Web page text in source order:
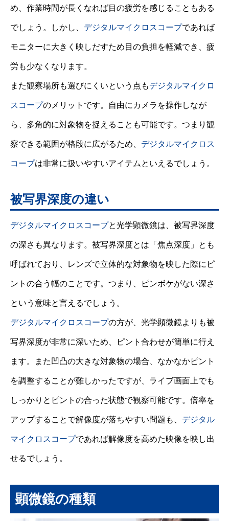
め、作業時間が長くなれば目の疲労を感じることもある
でしょう。しかし、 デジタルマイクロスコープであれば
モニターに大きく映しだすため目の負担を軽減でき、疲
労も少なくなります。
また観察場所も選びにくいという点もデジタルマイクロ
スコープのメリットです。自由にカメラを操作しなが
ら、多角的に対象物を捉えることも可能です。つまり観
察できる範囲が格段に広がるため、 デジタルマイクロス
コープは非常に扱いやすいアイテムといえるでしょう。
被写界深度の違い
デジタルマイクロスコープと光学顕微鏡は、被写界深度
の深さも異なります。被写界深度とは「焦点深度」とも
呼ばれており、レンズで立体的な対象物を映した際にピ
ントの合う幅のことです。つまり、ピンボケがない深さ
という意味と言えるでしょう。
デジタルマイクロスコープの方が、光学顕微鏡よりも被
写界深度が非常に深いため、ピント合わせが簡単に行え
ます。また凹凸の大きな対象物の場合、なかなかピント
を調整することが難しかったですが、ライブ画面上でも
しっかりとピントの合った状態で観察可能です。倍率を
アップすることで解像度が落ちやすい問題も、 デジタル
マイクロスコープであれば解像度を高めた映像を映し出
せるでしょう。
顕微鏡の種類